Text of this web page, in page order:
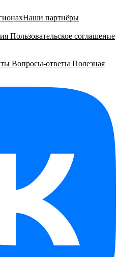
Наши партнёры
Пользовательское соглашение
Вопросы-ответы Полезная